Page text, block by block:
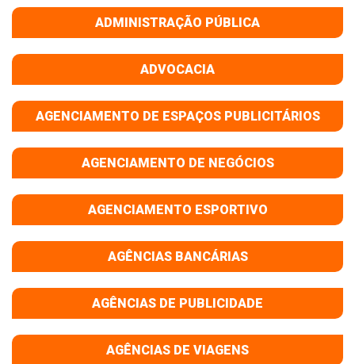
ADMINISTRAÇÃO PÚBLICA
ADVOCACIA
AGENCIAMENTO DE ESPAÇOS PUBLICITÁRIOS
AGENCIAMENTO DE NEGÓCIOS
AGENCIAMENTO ESPORTIVO
AGÊNCIAS BANCÁRIAS
AGÊNCIAS DE PUBLICIDADE
AGÊNCIAS DE VIAGENS